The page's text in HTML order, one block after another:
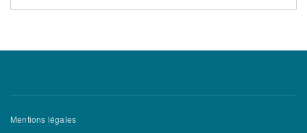
Menu
Mentions légales